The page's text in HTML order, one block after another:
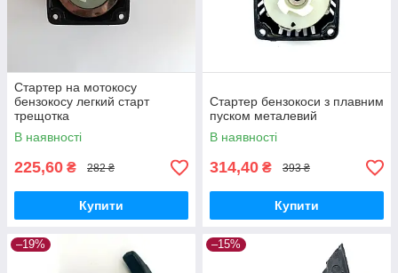
Стартер на мотокосу
бензокосу легкий старт
трещотка
В наявності
225,60 ₴ 282 ₴
Купити
Стартер бензокоси з плавним
пуском металевий
В наявності
314,40 ₴ 393 ₴
Купити
–19% –15%